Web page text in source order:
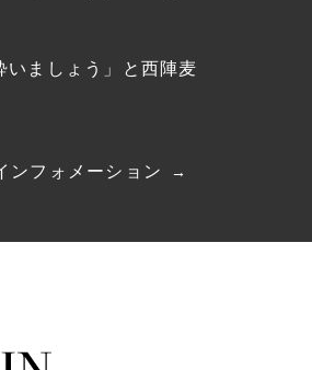
いましょう」と西陣麦
ンフォメーション